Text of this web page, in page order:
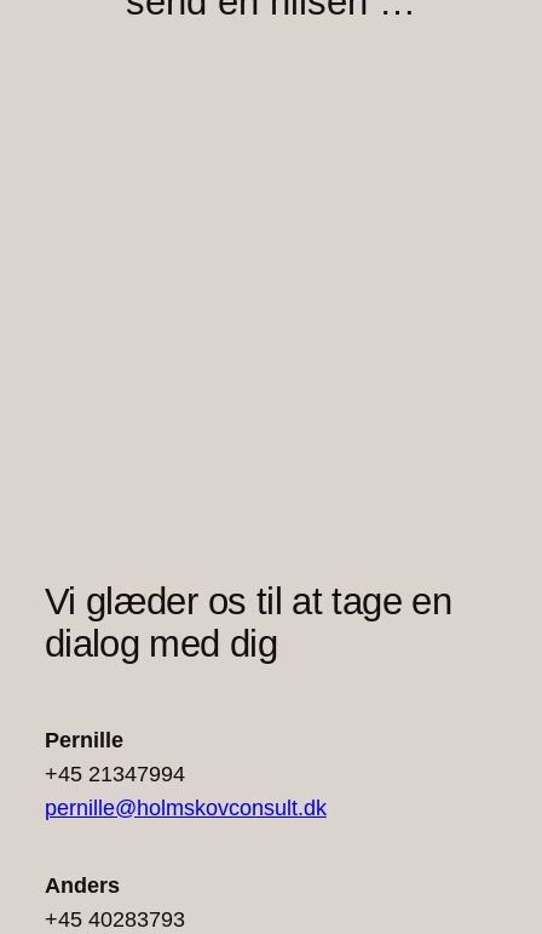
Vi glæder os til at tage en
dialog med dig
Pernille
+45 21347994
pernille@holmskovconsult.dk
Anders
+45 40283793